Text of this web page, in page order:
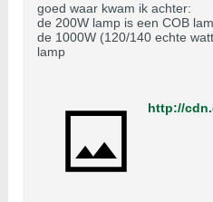
goed waar kwam ik achter:
de 200W lamp is een COB
de 1000W (120/140 echte
lamp